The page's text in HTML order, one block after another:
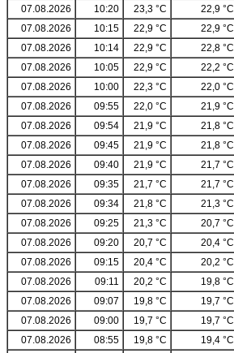
07.08.2026
10:20 23,3 °C 22,9 °C
07.08.2026
10:15 22,9 °C 22,9 °C
07.08.2026
10:14 22,9 °C 22,8 °C
07.08.2026
10:05 22,9 °C 22,2 °C
07.08.2026
10:00 22,3 °C 22,0 °C
07.08.2026
09:55 22,0 °C 21,9 °C
07.08.2026
09:54 21,9 °C 21,8 °C
07.08.2026
09:45 21,9 °C 21,8 °C
07.08.2026
09:40 21,9 °C 21,7 °C
07.08.2026
09:35 21,7 °C 21,7 °C
07.08.2026
09:34 21,8 °C 21,3 °C
07.08.2026
09:25 21,3 °C 20,7 °C
07.08.2026
09:20 20,7 °C 20,4 °C
07.08.2026
09:15 20,4 °C 20,2 °C
07.08.2026
09:11 20,2 °C 19,8 °C
07.08.2026
09:07 19,8 °C 19,7 °C
07.08.2026
09:00 19,7 °C 19,7 °C
07.08.2026
08:55 19,8 °C 19,4 °C